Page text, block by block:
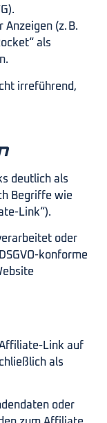
(z. B.
als
irreführend,
deutlich als
Begriffe wie
Link“).
oder
konforme
Link auf
als
oder